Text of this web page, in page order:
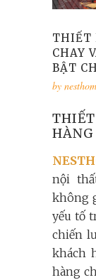
THIẾT
CHAY
BẬT
by
HÀNG
nội
không
yếu tố
chiến
khách
hàng